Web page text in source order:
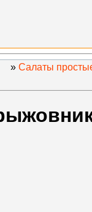
» Салаты